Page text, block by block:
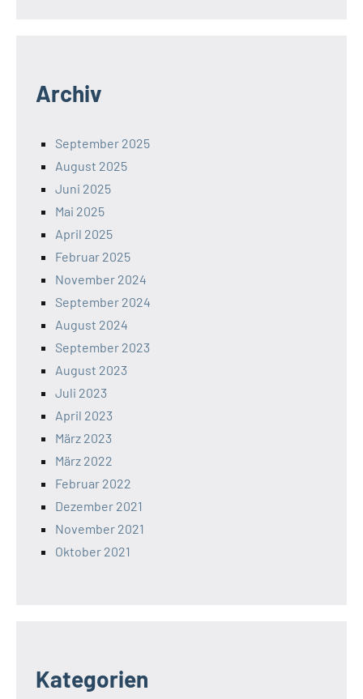
Archiv
September 2025
August 2025
Juni 2025
Mai 2025
April 2025
Februar 2025
November 2024
September 2024
August 2024
September 2023
August 2023
Juli 2023
April 2023
März 2023
März 2022
Februar 2022
Dezember 2021
November 2021
Oktober 2021
Kategorien